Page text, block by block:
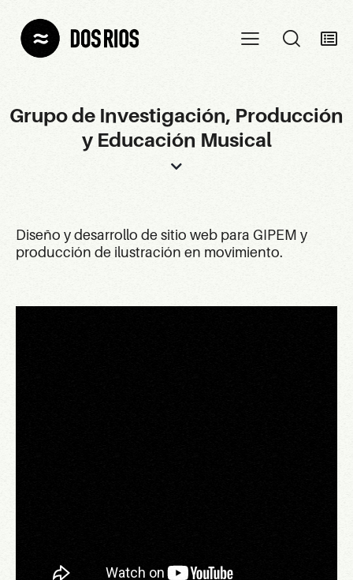
Grupo de Investigación, Producción
y Educación Musical
Diseño y desarrollo de sitio web para GIPEM y
producción de ilustración en movimiento.